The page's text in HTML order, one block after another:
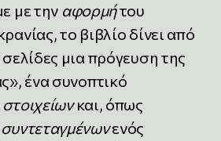
με την αφορμήτου
το βιβλίο δίνει από
μια πρόγευση της
ένα συνοπτικό
στοιχείωνκαι, όπως
συντεταγμένωνενός